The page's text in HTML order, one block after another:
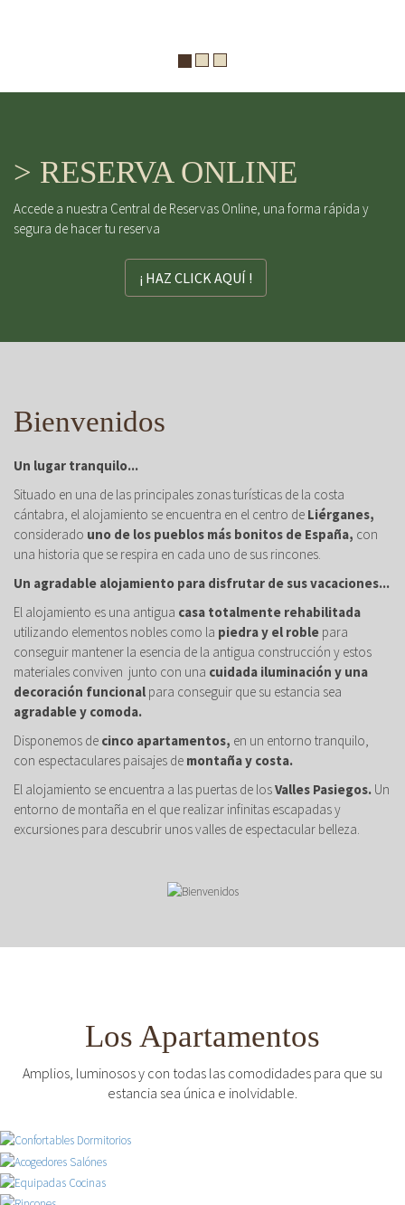
> RESERVA ONLINE
Accede a nuestra Central de Reservas Online, una forma rápida y
segura de hacer tu reserva
¡ HAZ CLICK AQUÍ !
Bienvenidos
Un lugar tranquilo...
Situado en una de las principales zonas turísticas de la costa
cántabra, el alojamiento se encuentra en el centro de Liérganes,
considerado uno de los pueblos más bonitos de España, con
una historia que se respira en cada uno de sus rincones.
Un agradable alojamiento para disfrutar de sus vacaciones...
El alojamiento es una antigua casa totalmente rehabilitada
utilizando elementos nobles como la piedra y el roble para
conseguir mantener la esencia de la antigua construcción y estos
materiales conviven junto con una cuidada iluminación y una
decoración funcional para conseguir que su estancia sea
agradable y comoda.
Disponemos de cinco apartamentos, en un entorno tranquilo,
con espectaculares paisajes de montaña y costa.
El alojamiento se encuentra a las puertas de losValles Pasiegos. Un
entorno de montaña en el que realizar infinitas escapadas y
excursiones para descubrir unos valles de espectacular belleza.
Los Apartamentos
Amplios, luminosos y con todas las comodidades para que su
estancia sea única e inolvidable.